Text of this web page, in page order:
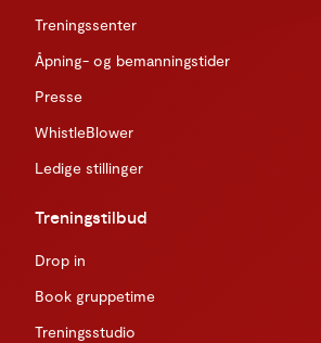
Treningssenter
Åpning- og bemanningstider
Presse
WhistleBlower
Ledige stillinger
Treningstilbud
Drop in
Book gruppetime
Treningsstudio